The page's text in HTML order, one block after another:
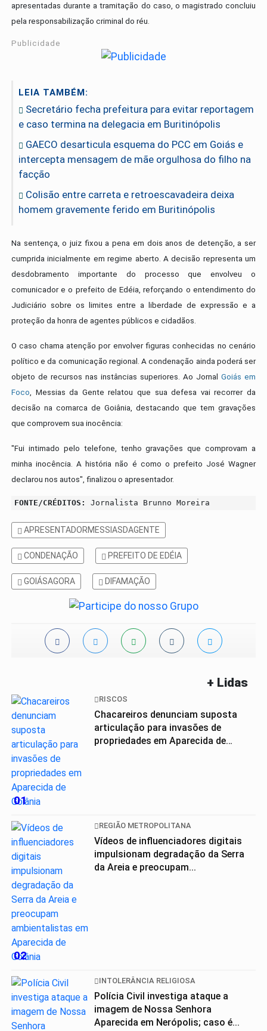
apresentadas durante a tramitação do caso, o magistrado concluiu
pela responsabilização criminal do réu.
Publicidade
LEIA TAMBÉM:
Secretário fecha prefeitura para evitar reportagem
e caso termina na delegacia em Buritinópolis
GAECO desarticula esquema do PCC em Goiás e
intercepta mensagem de mãe orgulhosa do filho na
facção
Colisão entre carreta e retroescavadeira deixa
homem gravemente ferido em Buritinópolis
Na sentença, o juiz fixou a pena em dois anos de detenção, a ser
cumprida inicialmente em regime aberto. A decisão representa um
desdobramento importante do processo que envolveu o
comunicador e o prefeito de Edéia, reforçando o entendimento do
Judiciário sobre os limites entre a liberdade de expressão e a
proteção da honra de agentes públicos e cidadãos.
O caso chama atenção por envolver figuras conhecidas no cenário
político e da comunicação regional. A condenação ainda poderá ser
objeto de recursos nas instâncias superiores. Ao Jornal Goiás em
Foco , Messias da Gente relatou que sua defesa vai recorrer da
decisão na comarca de Goiânia, destacando que tem gravações
que comprovem sua inocência:
"Fui intimado pelo telefone, tenho gravações que comprovam a
minha inocência. A história não é como o prefeito José Wagner
declarou nos autos", finalizou o apresentador.
FONTE/CRÉDITOS: Jornalista Brunno Moreira
APRESENTADORMESSIASDAGENTE
CONDENAÇÃO PREFEITO DE EDÉIA
GOIÁSAGORA DIFAMAÇÃO
+ Lidas
01
RISCOS
Chacareiros denunciam suposta
articulação para invasões de
propriedades em Aparecida de
02
REGIÃO METROPOLITANA
Vídeos de influenciadores digitais
impulsionam degradação da Serra
da Areia e preocupam...
INTOLERÂNCIA RELIGIOSA
Polícia Civil investiga ataque a
imagem de Nossa Senhora
Aparecida em Nerópolis; caso é...